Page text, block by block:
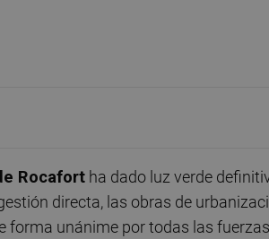
Rocafort ha dado luz verde
directa, las obras de
forma unánime por todas las